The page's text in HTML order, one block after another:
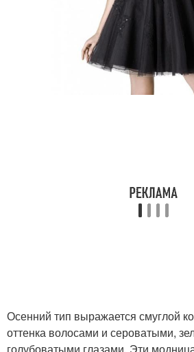
Осенний тип выражается смуглой
оттенка волосами и сероватыми,